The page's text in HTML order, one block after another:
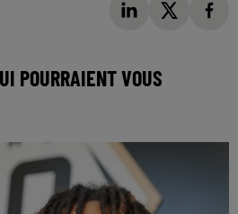
POURRAIENT VOUS